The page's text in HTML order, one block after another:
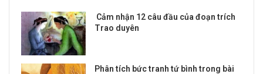
Cảm nhận 12 câu đầu của đoạn trích
Trao duyên
Phân tích bức tranh tứ bình trong bài